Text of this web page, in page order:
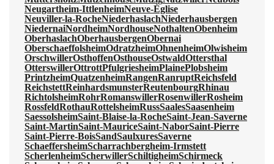
Neugartheim-IttlenheimNeuve-Église
Neuviller-la-RocheNiederhaslachNiederhausbergen
NiedernaiNordheimNordhouseNothaltenObenheim
OberhaslachOberhausbergenObernai
OberschaeffolsheimOdratzheimOhnenheimOlwisheim
OrschwillerOsthoffenOsthouseOstwaldOttersthal
OtterswillerOttrottPfulgriesheimPlainePlobsheim
PrintzheimQuatzenheimRangenRanruptReichsfeld
ReichstettReinhardsmunsterReutenbourgRhinau
RichtolsheimRohrRomanswillerRosenwillerRosheim
RossfeldRothauRottelsheimRussSaalesSaasenheim
SaessolsheimSaint-Blaise-la-RocheSaint-Jean-Saverne
Saint-MartinSaint-MauriceSaint-NaborSaint-Pierre
Saint-Pierre-BoisSandSaulxuresSaverne
SchaeffersheimScharrachbergheim-Irmstett
ScherlenheimScherwillerSchiltigheimSchirmeck